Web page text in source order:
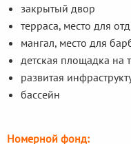
закрытый двор
терраса, место для
мангал, место для
детская площадка на
развитая
бассейн
Номерной фонд: